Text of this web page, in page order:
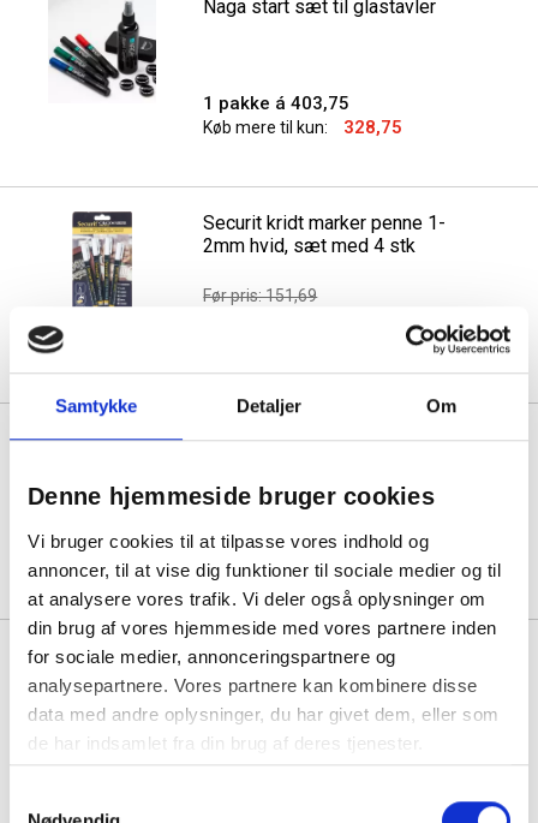
Samtykke Detaljer Om
Denne hjemmeside bruger cookies
Vi bruger cookies til at tilpasse vores indhold og
annoncer, til at vise dig funktioner til sociale medier og til
at analysere vores trafik. Vi deler også oplysninger om
din brug af vores hjemmeside med vores partnere inden
for sociale medier, annonceringspartnere og
analysepartnere. Vores partnere kan kombinere disse
data med andre oplysninger, du har givet dem, eller som
de har indsamlet fra din brug af deres tjenester.
Naga start sæt til glastavler
1 pakke á 403,75
Køb mere til kun: 328,75
Securit kridt marker penne 1-
2mm hvid, sæt med 4 stk
Før pris: 151,69
Artline Glassboard marker EPG-
1 sæt á 100,81
Køb mere til kun: 75,81
Artline Glassboard marker EPG-
4/4W2, sæt med 4 farver